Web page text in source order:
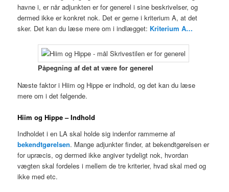
havne i, er når adjunkten er for generel i sine beskrivelser, og
dermed ikke er konkret nok. Det er gerne i kriterium A, at det
sker. Det kan du læse mere om i indlægget: Kriterium A…
Påpegning af det at være for generel
Næste faktor i Hiim og Hippe er indhold, og det kan du læse
mere om i det følgende.
Hiim og Hippe – Indhold
Indholdet i en LA skal holde sig indenfor rammerne af
bekendtgørelsen. Mange adjunkter finder, at bekendtgørelsen er
for upræcis, og dermed ikke angiver tydeligt nok, hvordan
vægten skal fordeles i mellem de tre kriterier, hvad skal med og
ikke med etc.